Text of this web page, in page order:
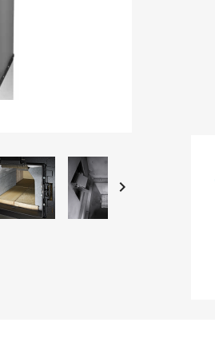
